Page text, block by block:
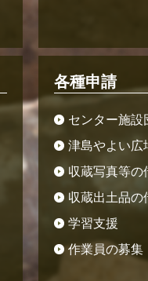
各種申請
センター施
津島やよい広
収蔵写真等の
収蔵出土品の
学習支援
作業員の募集